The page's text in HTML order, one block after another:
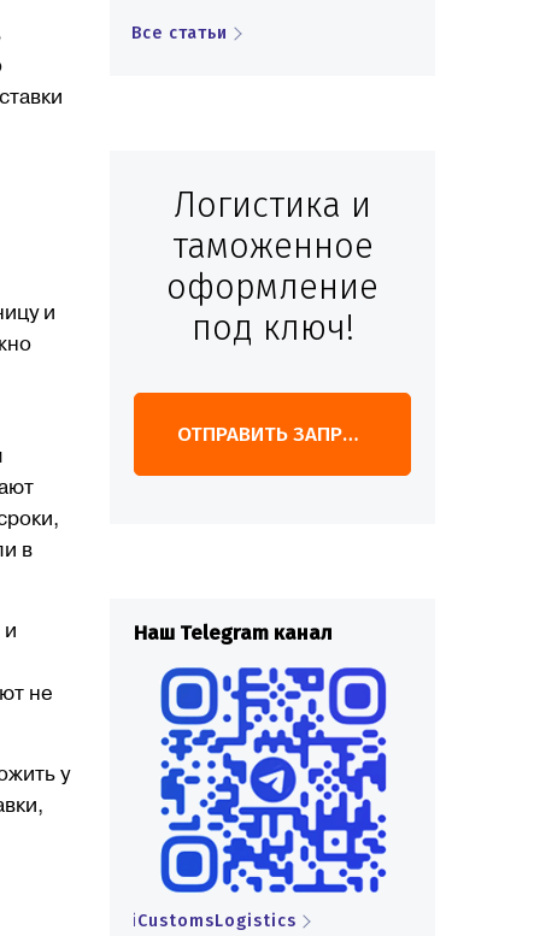
и
в
и
не
у
Все статьи
Логистика и
таможенное
оформление
под ключ!
ОТПРАВИТЬ ЗАПРОС
Наш Telegram канал
iCustomsLogistics